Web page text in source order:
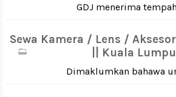
GDJ menerima
Sewa Kamera / Lens /
|| Kuala
Dimaklumkan bahawa